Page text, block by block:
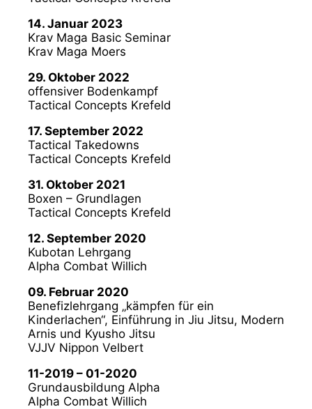
14. Januar 2023
Krav Maga Basic Seminar
Krav Maga Moers
29. Oktober 2022
offensiver Bodenkampf
Tactical Concepts Krefeld
17. September 2022
Tactical Takedowns
Tactical Concepts Krefeld
31. Oktober 2021
Boxen – Grundlagen
Tactical Concepts Krefeld
12. September 2020
Kubotan Lehrgang
Alpha Combat Willich
09. Februar 2020
Benefizlehrgang „kämpfen für ein
Kinderlachen“, Einführung in Jiu Jitsu, Modern
Arnis und Kyusho Jitsu
VJJV Nippon Velbert
11-2019 – 01-2020
Grundausbildung Alpha
Alpha Combat Willich